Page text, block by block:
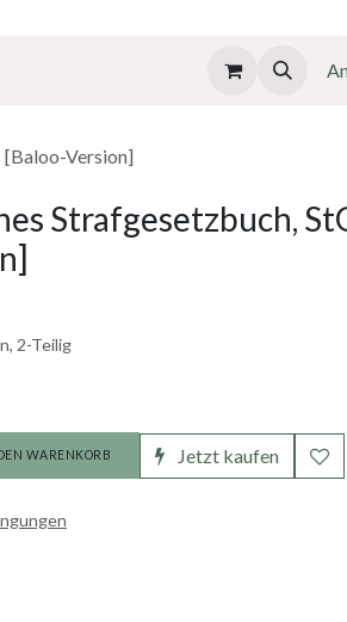
[Baloo-Version]
Strafgesetzbuch,
2-Teilig
WARENKORB Jetzt kaufen